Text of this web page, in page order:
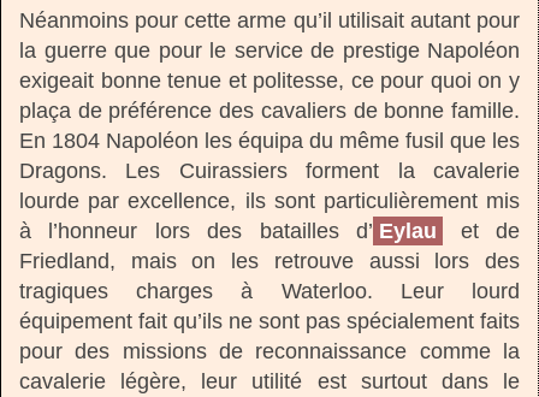
Néanmoins pour cette arme qu’il utilisait autant pour
la guerre que pour le service de prestige Napoléon
exigeait bonne tenue et politesse, ce pour quoi on y
plaça de préférence des cavaliers de bonne famille.
En 1804 Napoléon les équipa du même fusil que les
Dragons. Les Cuirassiers forment la cavalerie
lourde par excellence, ils sont particulièrement mis
à l’honneur lors des batailles d’ Eylau
et de
Friedland, mais on les retrouve aussi lors des
tragiques charges à Waterloo. Leur lourd
équipement fait qu’ils ne sont pas spécialement faits
pour des missions de reconnaissance comme la
cavalerie légère, leur utilité est surtout dans le